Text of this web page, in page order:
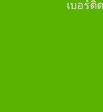
เบอร์ติ